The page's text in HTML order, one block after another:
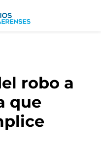
robo a
que